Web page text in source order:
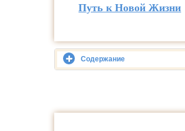
Путь к Новой Жизни
Содержание